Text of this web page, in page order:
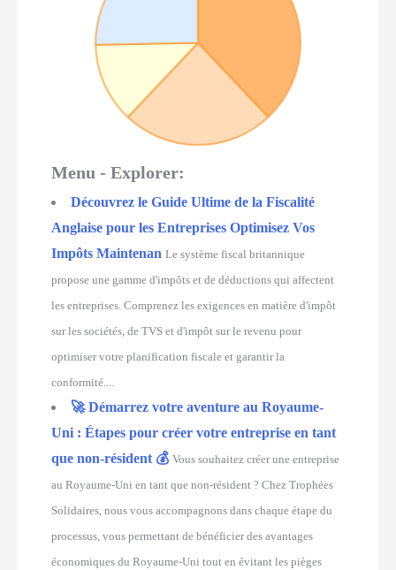
Menu - Explorer:
Découvrez le Guide Ultime de la Fiscalité
Anglaise pour les Entreprises Optimisez Vos
Impôts Maintenan Le système fiscal britannique
propose une gamme d'impôts et de déductions qui affectent
les entreprises. Comprenez les exigences en matière d'impôt
sur les sociétés, de TVS et d'impôt sur le revenu pour
optimiser votre planification fiscale et garantir la
conformité....
🚀 Démarrez votre aventure au Royaume-
Uni : Étapes pour créer votre entreprise en tant
que non-résident 💰 Vous souhaitez créer une entreprise
au Royaume-Uni en tant que non-résident ? Chez Trophées
Solidaires, nous vous accompagnons dans chaque étape du
processus, vous permettant de bénéficier des avantages
économiques du Royaume-Uni tout en évitant les pièges